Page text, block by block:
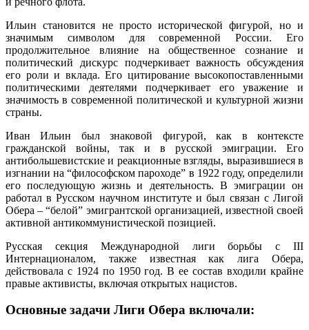
Ильин становится не просто исторической фигурой, но и
значимым символом для современной России. Его
продолжительное влияние на общественное сознание и
политический дискурс подчеркивает важность обсуждения
его роли и вклада. Его цитирование высокопоставленными
политическими деятелями подчеркивает его уважение и
значимость в современной политической и культурной жизни
страны.
Иван Ильин был знаковой фигурой, как в контексте
гражданской войны, так и в русской эмиграции. Его
антибольшевистские и реакционные взгляды, выразившиеся в
изгнании на “философском пароходе” в 1922 году, определили
его последующую жизнь и деятельность. В эмиграции он
работал в Русском научном институте и был связан с Лигой
Обера – “белой” эмигрантской организацией, известной своей
активной антикоммунистической позицией.
Русская секция Международной лиги борьбы с III
Интернационалом, также известная как лига Обера,
действовала с 1924 по 1950 год. В ее состав входили крайне
правые активисты, включая открытых нацистов.
Основные задачи Лиги Обера включали: